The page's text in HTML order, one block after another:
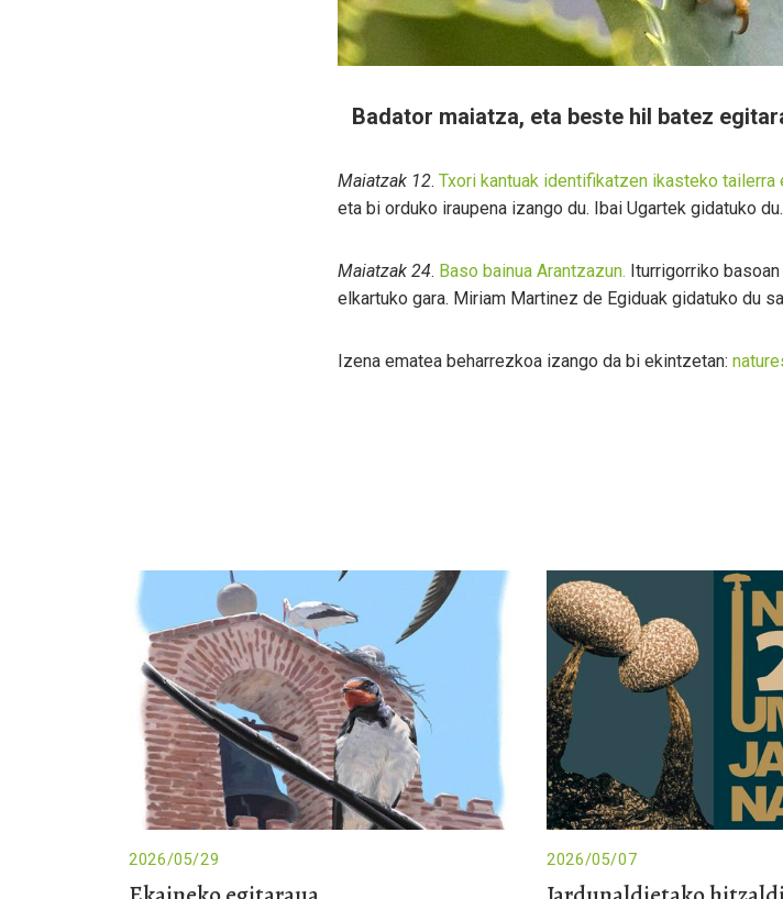
Badator maiatza, eta beste hil batez
Maiatzak 12. Txori kantuak identifikatzen ikasteko tailerra
eta bi orduko iraupena izango du. Ibai Ugartek gidatuko du.
Maiatzak 24. Baso bainua Arantzazun. Iturrigorriko
elkartuko gara. Miriam Martinez de Egiduak gidatuko du
Izena ematea beharrezkoa izango da bi ekintzetan:
2026/05/29 2026/05/07